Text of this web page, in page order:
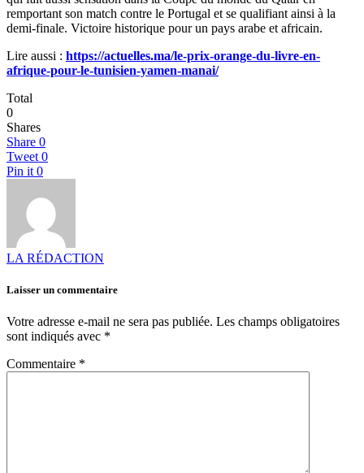
remportant son match contre le Portugal et se qualifiant ainsi à la
demi-finale. Victoire historique pour un pays arabe et africain.
Lire aussi : https://actuelles.ma/le-prix-orange-du-livre-en-
afrique-pour-le-tunisien-yamen-manai/
Total
0
Shares
Share 0
Tweet 0
Pin it 0
LA RÉDACTION
Laisser un commentaire
Votre adresse e-mail ne sera pas publiée. Les champs obligatoires
sont indiqués avec *
Commentaire *